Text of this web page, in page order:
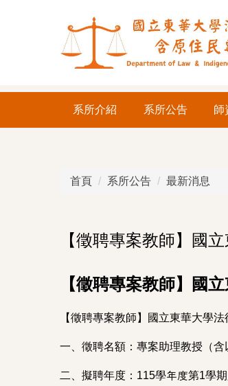
容
系所介紹 系所公告 師
首頁 系所公告 最新消息
【徵聘專案教師】國
【徵聘專案教師】國
【徵聘專案教師】國立東華大學
一、徵聘名額：專案助理教授（含
二、擬聘年度：115學年度第1學